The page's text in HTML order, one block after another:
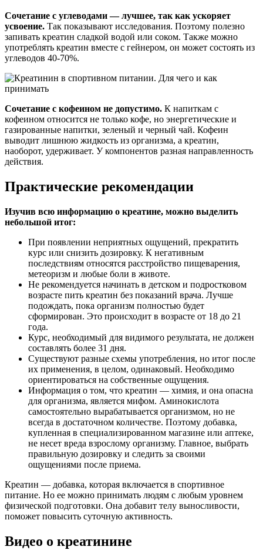
Сочетание с углеводами — лучшее, так как ускоряет
усвоение. Так показывают исследования. Поэтому полезно
запивать креатин сладкой водой или соком. Также можно
употреблять креатин вместе с гейнером, он может состоять из
углеводов 40-70%.
Сочетание с кофеином не допустимо. К напиткам с
кофеином относится не только кофе, но энергетические и
газированные напитки, зеленый и черный чай. Кофеин
выводит лишнюю жидкость из организма, а креатин,
наоборот, удерживает. У компонентов разная направленность
действия.
Практические рекомендации
Изучив всю информацию о креатине, можно выделить
небольшой итог:
При появлении неприятных ощущений, прекратить
курс или снизить дозировку. К негативным
последствиям относятся расстройство пищеварения,
метеоризм и любые боли в животе.
Не рекомендуется начинать в детском и подростковом
возрасте пить креатин без показаний врача. Лучше
подождать, пока организм полностью будет
сформирован. Это происходит в возрасте от 18 до 21
года.
Курс, необходимый для видимого результата, не должен
составлять более 31 дня.
Существуют разные схемы употребления, но итог после
их применения, в целом, одинаковый. Необходимо
ориентироваться на собственные ощущения.
Информация о том, что креатин — химия, и она опасна
для организма, является мифом. Аминокислота
самостоятельно вырабатывается организмом, но не
всегда в достаточном количестве. Поэтому добавка,
купленная в специализированном магазине или аптеке,
не несет вреда взрослому организму. Главное, выбрать
правильную дозировку и следить за своими
ощущениями после приема.
Креатин — добавка, которая включается в спортивное
питание. Но ее можно принимать людям с любым уровнем
физической подготовки. Она добавит телу выносливости,
поможет повысить суточную активность.
Видео о креатинине